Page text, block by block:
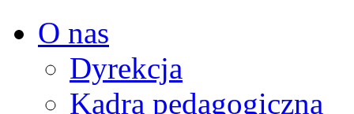
O nas
Dyrekcja
Kadra pedagogiczna